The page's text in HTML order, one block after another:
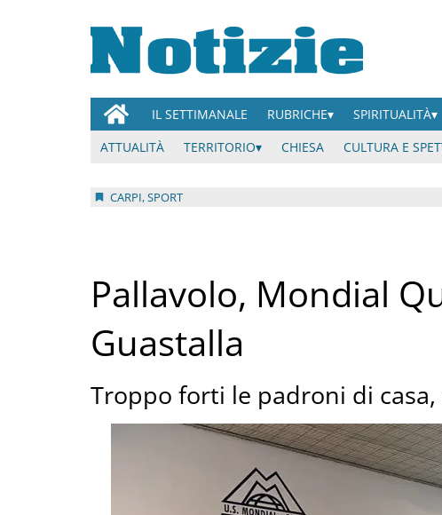
IL SETTIMANALE RUBRICHE SPIRITUALITÀ
ATTUALITÀ
TERRITORIO CHIESA CULTURA E
CARPI, SPORT
Pallavolo, Mondial
Guastalla
Troppo forti le padroni di casa,